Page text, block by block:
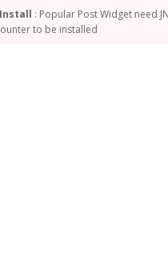
: Popular Post Widget need
to be installed